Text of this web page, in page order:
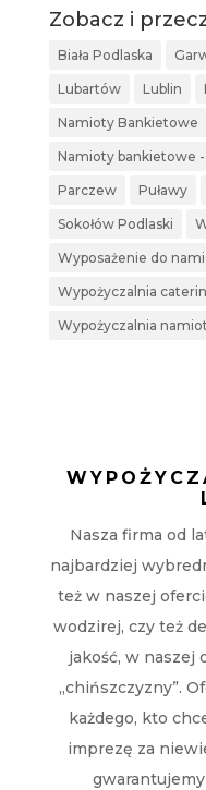
Zobacz i
Biała Podlaska
Lubartów Lublin
Namioty Bankietowe
Namioty bankietowe -
Parczew Puławy
Sokołów Podlaski
Wyposażenie do
Wypożyczalnia
Wypożyczalnia
Nasza firma od
najbardziej
też w naszej
wodzirej, czy też
jakość, w naszej
„chińszczyzny”.
każdego, kto
imprezę za